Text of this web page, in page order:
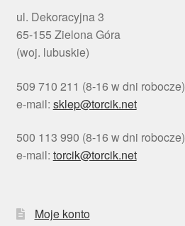
ul. Dekoracyjna 3
65-155 Zielona Góra
(woj. lubuskie)
509 710 211 (8-16 w dni robocze)
e-mail: sklep@torcik.net
500 113 990 (8-16 w dni robocze)
e-mail: torcik@torcik.net
Moje konto